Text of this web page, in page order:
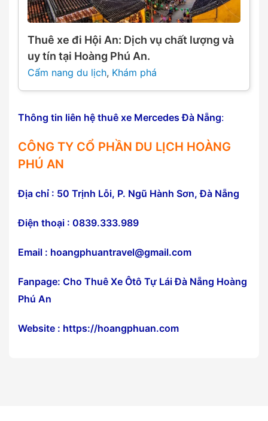
Thuê xe đi Hội An: Dịch vụ chất lượng và
uy tín tại Hoàng Phú An.
Cẩm nang du lịch, Khám phá
Thông tin liên hệ thuê xe Mercedes Đà Nẵng:
CÔNG TY CỔ PHẦN DU LỊCH HOÀNG
PHÚ AN
Địa chỉ : 50 Trịnh Lỗi, P. Ngũ Hành Sơn, Đà Nẵng
Điện thoại : 0839.333.989
Email : hoangphuantravel@gmail.com
Fanpage: Cho Thuê Xe Ôtô Tự Lái Đà Nẵng Hoàng
Phú An
Website : https://hoangphuan.com